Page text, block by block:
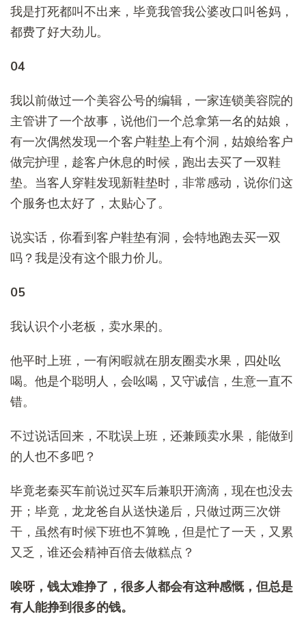
我是打死都叫不出来，毕竟我管我公婆改口叫爸妈，
都费了好大劲儿。
04
我以前做过一个美容公号的编辑，一家连锁美容院的
主管讲了一个故事，说他们一个总拿第一名的姑娘，
有一次偶然发现一个客户鞋垫上有个洞，姑娘给客户
做完护理，趁客户休息的时候，跑出去买了一双鞋
垫。当客人穿鞋发现新鞋垫时，非常感动，说你们这
个服务也太好了，太贴心了。
说实话，你看到客户鞋垫有洞，会特地跑去买一双
吗？我是没有这个眼力价儿。
05
我认识个小老板，卖水果的。
他平时上班，一有闲暇就在朋友圈卖水果，四处吆
喝。他是个聪明人，会吆喝，又守诚信，生意一直不
错。
不过说话回来，不耽误上班，还兼顾卖水果，能做到
的人也不多吧？
毕竟老秦买车前说过买车后兼职开滴滴，现在也没去
开；毕竟，龙龙爸自从送快递后，只做过两三次饼
干，虽然有时候下班也不算晚，但是忙了一天，又累
又乏，谁还会精神百倍去做糕点？
唉呀，钱太难挣了，很多人都会有这种感慨，但总是
有人能挣到很多的钱。